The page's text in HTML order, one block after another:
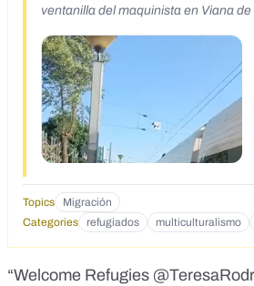
ventanilla del maquinista en Viana
Topics Migración
Categories
refugiados multiculturalismo
“​​Welcome Refugies @TeresaRodr_